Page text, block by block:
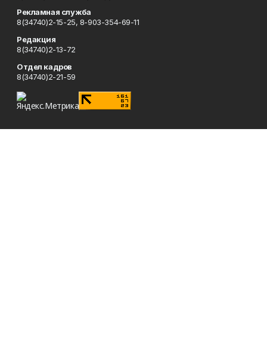
Рекламная служба
8(34740)2-15-25, 8-903-354-69-11
Редакция
8(34740)2-13-72
Отдел кадров
8(34740)2-21-59